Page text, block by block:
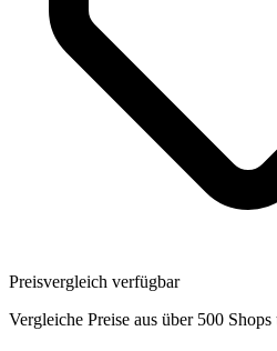
Preisvergleich verfügbar
Vergleiche Preise aus über 500